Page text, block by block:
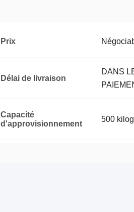
Prix
Délai de livraison
DANS
Capacité
d'approvisionnement
500